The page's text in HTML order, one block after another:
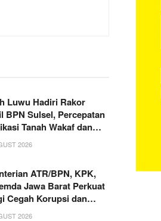
Luwu Hadiri Rakor
BPN Sulsel, Percepatan
Tanah Wakaf dan
Prioritas
2026
ATR/BPN, KPK,
Jawa Barat Perkuat
Cegah Korupsi dan
Ekonomi Daerah
2026